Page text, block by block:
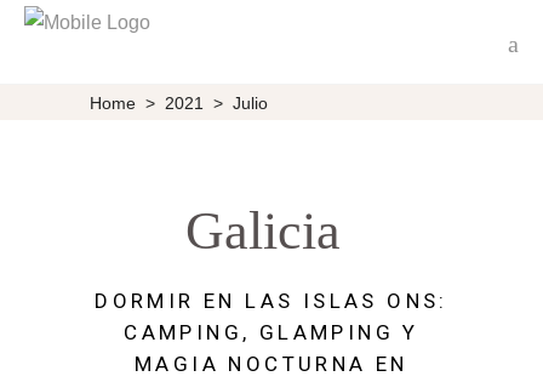
Home > 2021 > Julio
Galicia
DORMIR EN LAS ISLAS ONS:
CAMPING, GLAMPING Y
MAGIA NOCTURNA EN